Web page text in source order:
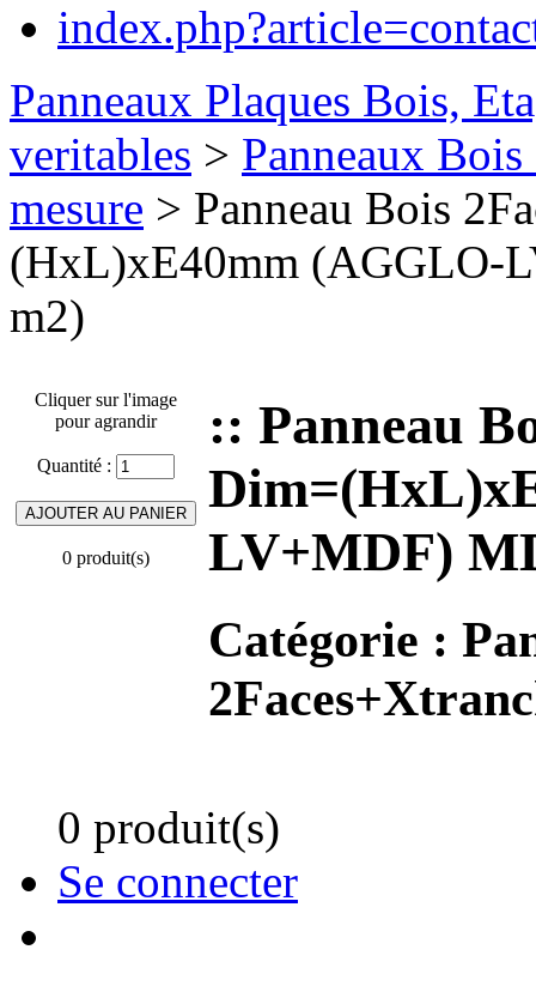
Panneaux Plaques Bois,
veritables > Panneaux
mesure > Panneau Bois
(HxL)xE40mm (AGGLO-
m2)
Cliquer sur l'image
pour agrandir
Quantité :
0 produit(s)
:: Panneau
LV+MDF)
Catégorie :
0 produit(s)
Se connecter